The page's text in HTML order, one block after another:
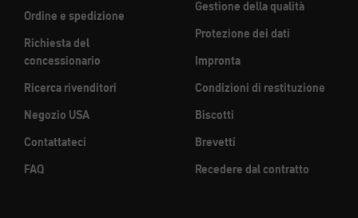
Ordine e spedizione
Richiesta del
concessionario
Ricerca rivenditori
Negozio USA
Contattateci
FAQ
Gestione della qualità
Protezione dei dati
Impronta
Condizioni di restituzione
Biscotti
Brevetti
Recedere dal contratto